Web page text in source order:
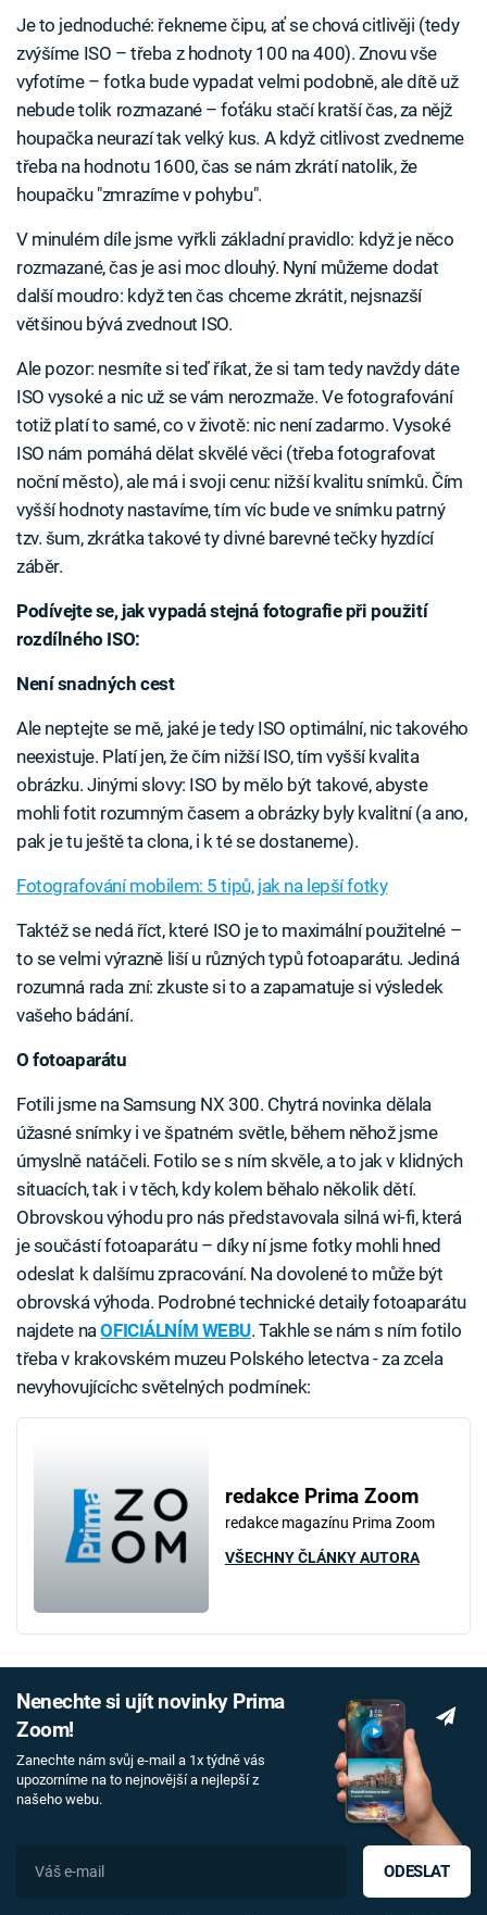
Je to jednoduché: řekneme čipu, ať se chová citlivěji (tedy
zvýšíme ISO – třeba z hodnoty 100 na 400). Znovu vše
vyfotíme – fotka bude vypadat velmi podobně, ale dítě už
nebude tolik rozmazané – foťáku stačí kratší čas, za nějž
houpačka neurazí tak velký kus. A když citlivost zvedneme
třeba na hodnotu 1600, čas se nám zkrátí natolik, že
houpačku "zmrazíme v pohybu".
V minulém díle jsme vyřkli základní pravidlo: když je něco
rozmazané, čas je asi moc dlouhý. Nyní můžeme dodat
další moudro: když ten čas chceme zkrátit, nejsnazší
většinou bývá zvednout ISO.
Ale pozor: nesmíte si teď říkat, že si tam tedy navždy dáte
ISO vysoké a nic už se vám nerozmaže. Ve fotografování
totiž platí to samé, co v životě: nic není zadarmo. Vysoké
ISO nám pomáhá dělat skvělé věci (třeba fotografovat
noční město), ale má i svoji cenu: nižší kvalitu snímků. Čím
vyšší hodnoty nastavíme, tím víc bude ve snímku patrný
tzv. šum, zkrátka takové ty divné barevné tečky hyzdící
záběr.
Podívejte se, jak vypadá stejná fotografie při použití
rozdílného ISO:
Není snadných cest
Ale neptejte se mě, jaké je tedy ISO optimální, nic takového
neexistuje. Platí jen, že čím nižší ISO, tím vyšší kvalita
obrázku. Jinými slovy: ISO by mělo být takové, abyste
mohli fotit rozumným časem a obrázky byly kvalitní (a ano,
pak je tu ještě ta clona, i k té se dostaneme).
Fotografování mobilem: 5 tipů, jak na lepší fotky
Taktéž se nedá říct, které ISO je to maximální použitelné –
to se velmi výrazně liší u různých typů fotoaparátu. Jediná
rozumná rada zní: zkuste si to a zapamatuje si výsledek
vašeho bádání.
O fotoaparátu
Fotili jsme na Samsung NX 300. Chytrá novinka dělala
úžasné snímky i ve špatném světle, během něhož jsme
úmyslně natáčeli. Fotilo se s ním skvěle, a to jak v klidných
situacích, tak i v těch, kdy kolem běhalo několik dětí.
Obrovskou výhodu pro nás představovala silná wi-fi, která
je součástí fotoaparátu – díky ní jsme fotky mohli hned
odeslat k dalšímu zpracování. Na dovolené to může být
obrovská výhoda. Podrobné technické detaily fotoaparátu
najdete naOFICIÁLNÍM WEBU. Takhle se nám s ním fotilo
třeba v krakovském muzeu Polského letectva - za zcela
nevyhovujícíchc světelných podmínek:
redakce Prima Zoom
redakce magazínu Prima Zoom
VŠECHNY ČLÁNKY AUTORA
Nenechte si ujít novinky Prima
Zoom!
Zanechte nám svůj e-mail a 1x týdně vás
upozorníme na to nejnovější a nejlepší z
našeho webu.
ODESLAT